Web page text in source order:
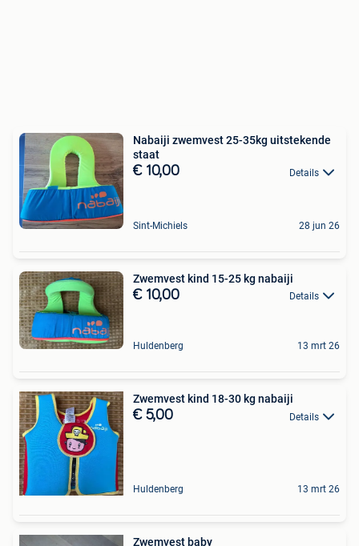
Nabaiji zwemvest 25-35kg uitstekende
staat
€ 10,00 Details
Sint-Michiels 28 jun 26
Zwemvest kind 15-25 kg nabaiji
€ 10,00 Details
Huldenberg 13 mrt 26
Zwemvest kind 18-30 kg nabaiji
€ 5,00 Details
Huldenberg 13 mrt 26
Zwemvest baby